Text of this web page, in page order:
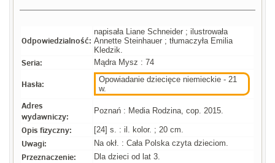
Odpowiedzialność:
napisała Liane Schneider ; ilustrowała
Annette Steinhauer ; tłumaczyła Emilia
Kledzik.
Seria: Mądra Mysz : 74
Hasła:
Opowiadanie dziecięce niemieckie - 21
w.
Adres
wydawniczy:
Poznań : Media Rodzina, cop. 2015.
Opis fizyczny: [24] s. : il. kolor. ; 20 cm.
Uwagi: Na okł. : Cała Polska czyta dzieciom.
Przeznaczenie: Dla dzieci od lat 3.